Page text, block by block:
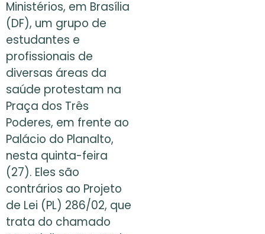
Ministérios, em Brasília
(DF), um grupo de
estudantes e
profissionais de
diversas áreas da
saúde protestam na
Praça dos Três
Poderes, em frente ao
Palácio do Planalto,
nesta quinta-feira
(27). Eles são
contrários ao Projeto
de Lei (PL) 286/02, que
trata do chamado